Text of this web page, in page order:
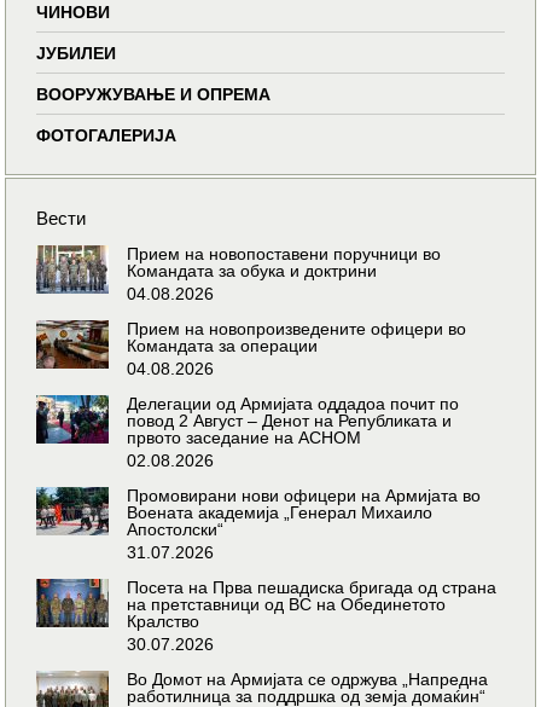
ЧИНОВИ
ЈУБИЛЕИ
ВООРУЖУВАЊЕ И ОПРЕМА
ФОТОГАЛЕРИЈА
Вести
Прием на новопоставени поручници во
Командата за обука и доктрини
04.08.2026
Прием на новопроизведените офицери во
Командата за операции
04.08.2026
Делегации од Армијата оддадоа почит по
повод 2 Август – Денот на Републиката и
првото заседание на АСНОМ
02.08.2026
Промовирани нови офицери на Армијата во
Воената академија „Генерал Михаило
Апостолски“
31.07.2026
Посета на Прва пешадиска бригада од страна
на претставници од ВС на Обединетото
Кралство
30.07.2026
Во Домот на Армијата се одржува „Напредна
работилница за поддршка од земја домаќин“